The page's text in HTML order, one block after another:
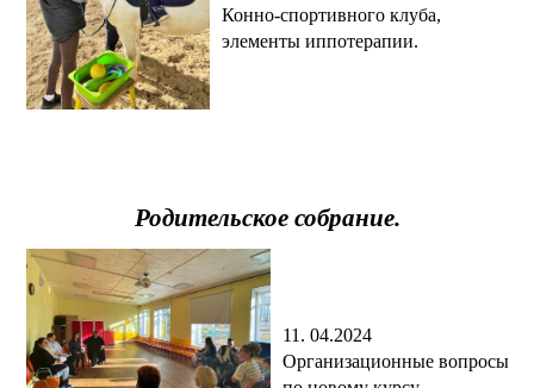
Конно-спортивного клуба,
элементы иппотерапии.
Родительское собрание.
11. 04.2024
Организационные вопросы